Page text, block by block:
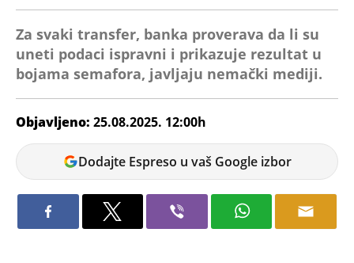
Za svaki transfer, banka proverava da li su
uneti podaci ispravni i prikazuje rezultat u
bojama semafora, javljaju nemački mediji.
Objavljeno: 25.08.2025. 12:00h
Jelena
JovanovićDodajte Espreso u vaš Google izbor